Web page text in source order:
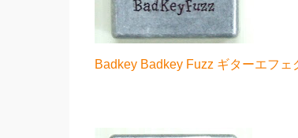
Badkey Badkey Fuzz ギターエフ